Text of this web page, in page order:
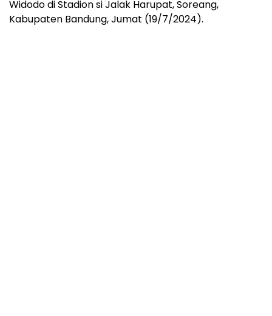
Widodo di Stadion si Jalak Harupat, Soreang,
Kabupaten Bandung, Jumat (19/7/2024).